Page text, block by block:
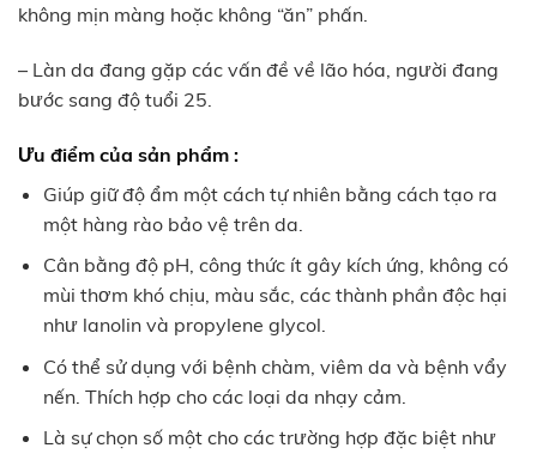
không mịn màng hoặc không “ăn” phấn.
– Làn da đang gặp các vấn đề về lão hóa, người đang
bước sang độ tuổi 25.
Ưu điểm của sản phẩm :
Giúp giữ độ ẩm một cách tự nhiên bằng cách tạo ra
một hàng rào bảo vệ trên da.
Cân bằng độ pH, công thức ít gây kích ứng, không có
mùi thơm khó chịu, màu sắc, các thành phần độc hại
như lanolin và propylene glycol.
Có thể sử dụng với bệnh chàm, viêm da và bệnh vẩy
nến. Thích hợp cho các loại da nhạy cảm.
Là sự chọn số một cho các trường hợp đặc biệt như